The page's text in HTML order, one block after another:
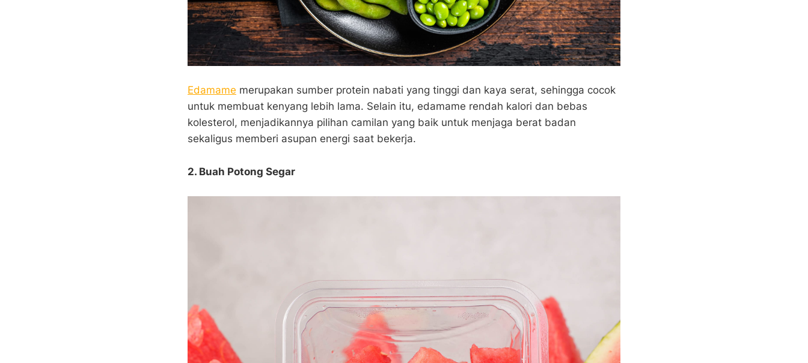
Edamame merupakan sumber protein nabati yang tinggi dan kaya serat, sehingga cocok
untuk membuat kenyang lebih lama. Selain itu, edamame rendah kalori dan bebas
kolesterol, menjadikannya pilihan camilan yang baik untuk menjaga berat badan
sekaligus memberi asupan energi saat bekerja.
2. Buah Potong Segar